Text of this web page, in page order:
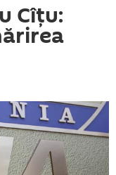
Cîțu: